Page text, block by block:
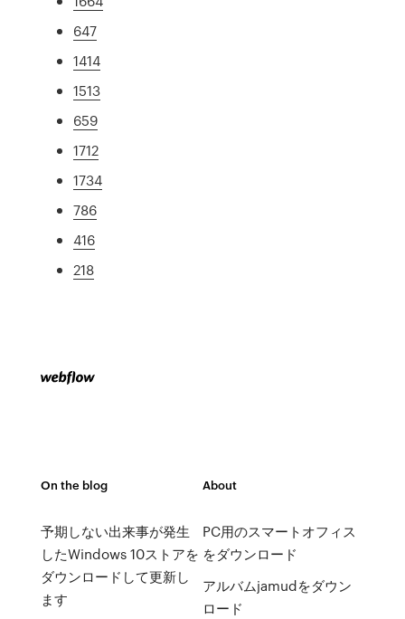
647
1414
1513
659
1712
1734
786
416
218
On the blog
予期しない出来事が発生
したWindows 10ストアを
ダウンロードして更新し
ます
About
PC用のスマートオフィス
をダウンロード
アルバムjamudをダウン
ロード